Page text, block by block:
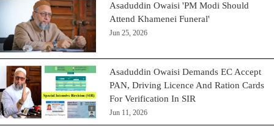
Asaduddin Owaisi 'PM Modi Should
Attend Khamenei Funeral'
Jun 25, 2026
Asaduddin Owaisi Demands EC Accept
PAN, Driving Licence And Ration Cards
For Verification In SIR
Jun 11, 2026